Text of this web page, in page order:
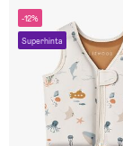
-12%
Superhinta